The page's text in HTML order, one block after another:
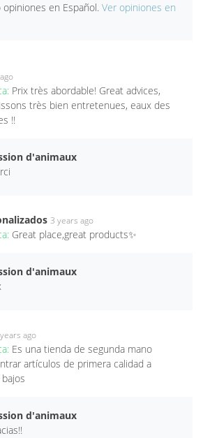
en Español. Ver opiniones en
Prix très abordable! Great advices,
très bien entretenues, eaux des
!!
d'animaux
3 years ago
Great place,great products✨
d'animaux
ago
Es una tienda de segunda mano
artículos de primera calidad a
d'animaux